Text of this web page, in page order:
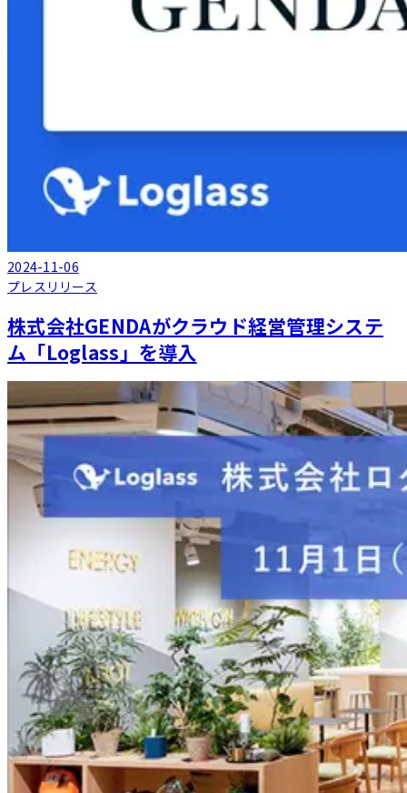
2024-11-06
プレスリリース
株式会社GENDAがクラウド経営管理システ
ム「Loglass」を導入